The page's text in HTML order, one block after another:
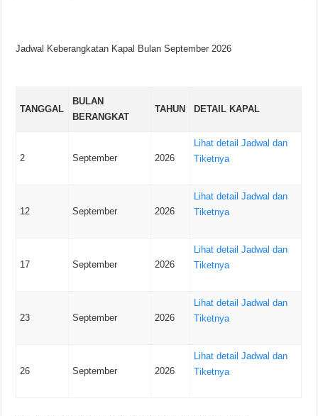
Jadwal Keberangkatan Kapal Bulan September 2026
TANGGAL
BULAN
BERANGKAT
TAHUN DETAIL KAPAL
2 September 2026
Lihat detail Jadwal dan
Tiketnya
12 September 2026
Lihat detail Jadwal dan
Tiketnya
17 September 2026
Lihat detail Jadwal dan
Tiketnya
23 September 2026
Lihat detail Jadwal dan
Tiketnya
26 September 2026
Lihat detail Jadwal dan
Tiketnya